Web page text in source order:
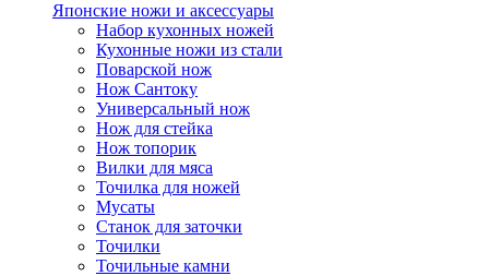
Японские ножи и аксессуары
Набор кухонных ножей
Кухонные ножи из стали
Поварской нож
Нож Сантоку
Универсальный нож
Нож для стейка
Нож топорик
Вилки для мяса
Точилка для ножей
Мусаты
Станок для заточки
Точилки
Точильные камни